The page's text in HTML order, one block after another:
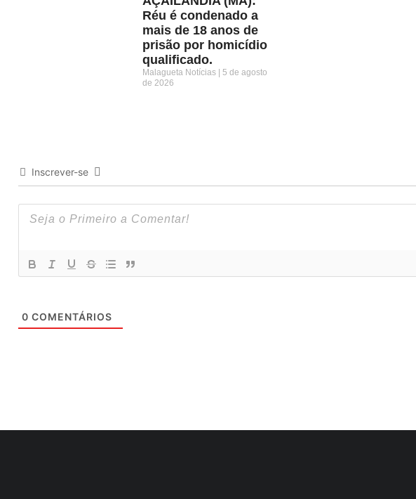
Réu é condenado a
mais de 18 anos de
prisão por homicídio
qualificado.
Malagueta Notícias
5 de agosto
de 2026
Inscrever-se
0 COMENTÁRIOS